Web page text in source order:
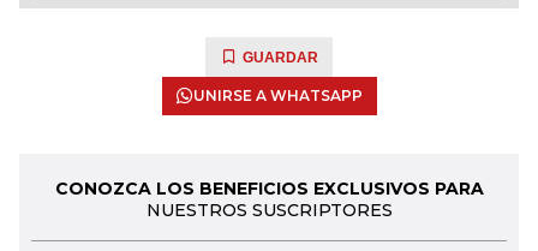
GUARDAR
UNIRSE A WHATSAPP
CONOZCA LOS BENEFICIOS EXCLUSIVOS PARA
NUESTROS SUSCRIPTORES